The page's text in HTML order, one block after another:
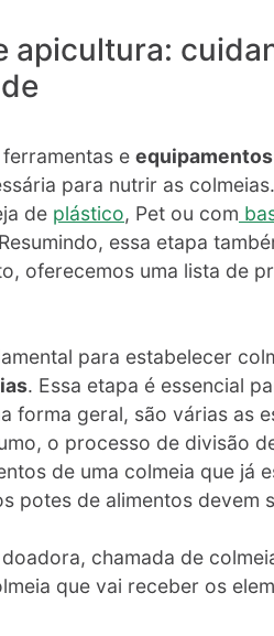
apicultura:
e
para nutrir as
de plástico, Pet ou com
essa etapa
oferecemos uma lista de
para estabelecer
. Essa etapa é essencial
forma geral, são várias as
o processo de divisão
de uma colmeia que já
potes de alimentos devem
chamada de
que vai receber os